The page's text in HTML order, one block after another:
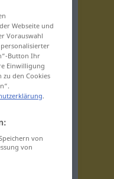
Webseite und
Vorauswahl
Button Ihr
Einwilligung
den Cookies
.
von
von